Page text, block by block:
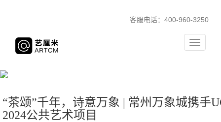
客服电话：400-960-3250
Toggle
“茶颂”千年，诗意万象 | 常州万象城携手
2024公共艺术项目